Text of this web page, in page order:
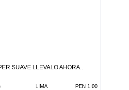
SUAVE LLEVALO AHORA..
LIMA PEN 1.00